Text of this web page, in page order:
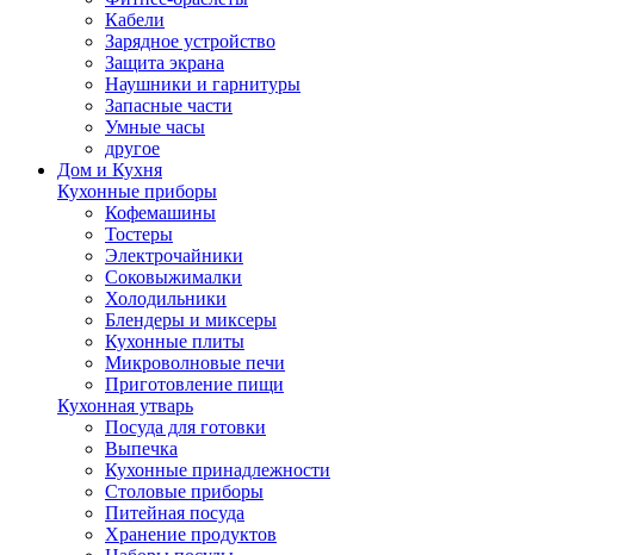
Кабели
Зарядное устройство
Защита экрана
Наушники и гарнитуры
Запасные части
Умные часы
другое
Дом и Кухня
Кухонные приборы
Кофемашины
Тостеры
Электрочайники
Соковыжималки
Холодильники
Блендеры и миксеры
Кухонные плиты
Микроволновые печи
Приготовление пищи
Кухонная утварь
Посуда для готовки
Выпечка
Кухонные принадлежности
Столовые приборы
Питейная посуда
Хранение продуктов